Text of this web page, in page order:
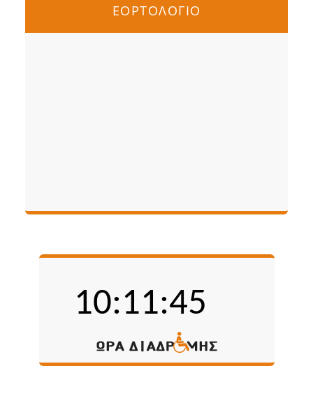
ΕΟΡΤΟΛΟΓΙΟ